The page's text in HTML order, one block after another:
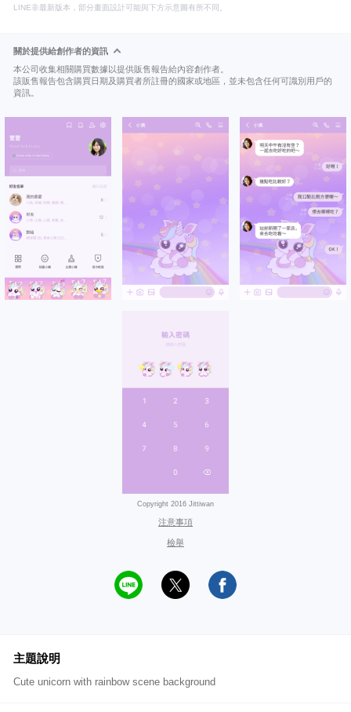
LINE非最新版本，部分畫面設計可能與下方示意圖有所不同。
關於提供給創作者的資訊
本公司收集相關購買數據以提供販售報告給內容創作者。
該販售報告包含購買日期及購買者所註冊的國家或地區，並未包含任何可識別用戶的
資訊。
Copyright 2016 Jittiwan
注意事項
檢舉
主題說明
Cute unicorn with rainbow scene background